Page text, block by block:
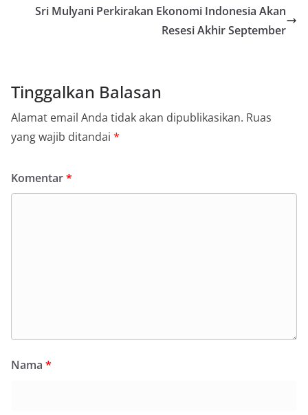
Sri Mulyani Perkirakan Ekonomi Indonesia Akan
Resesi Akhir September
Tinggalkan Balasan
Alamat email Anda tidak akan dipublikasikan. Ruas
yang wajib ditandai *
Komentar*
Nama *